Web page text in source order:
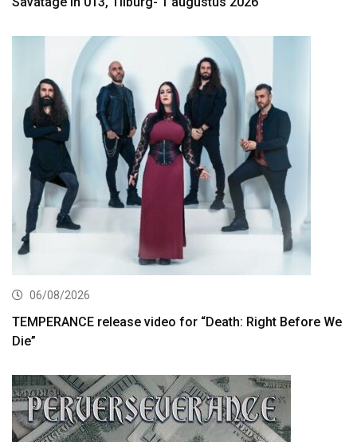
06/08/2026
TEMPERANCE release video for “Death: Right Before We
Die”